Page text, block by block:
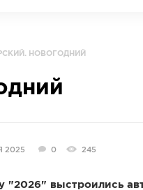
НОВОГОДНИЙ
2025 0 245
"2026" выстроились